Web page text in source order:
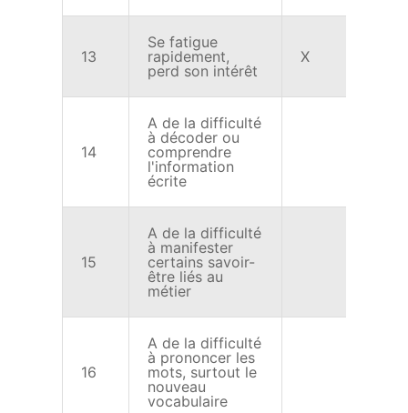
13
Se fatigue
rapidement,
perd son intérêt
X
14
A de la difficulté
à décoder ou
comprendre
l'information
écrite
15
A de la difficulté
à manifester
certains savoir-
être liés au
métier
16
A de la difficulté
à prononcer les
mots, surtout le
nouveau
vocabulaire